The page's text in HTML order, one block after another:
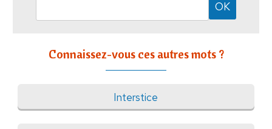
Connaissez-vous ces autres mots ?
Interstice